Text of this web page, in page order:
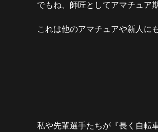
でもね、師匠としてアマチュア
これは他のアマチュアや新人に
私や先輩選手たちが『長く自転